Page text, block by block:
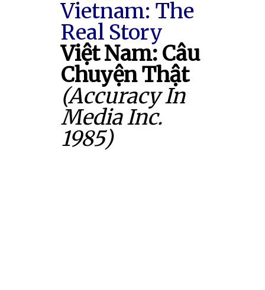
Vietnam: The
Real Story
Việt Nam: Câu
Chuyện Thật
(Accuracy In
Media Inc.
1985)